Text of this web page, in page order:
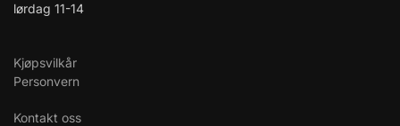
lørdag 11-14
Kjøpsvilkår
Personvern
Kontakt oss